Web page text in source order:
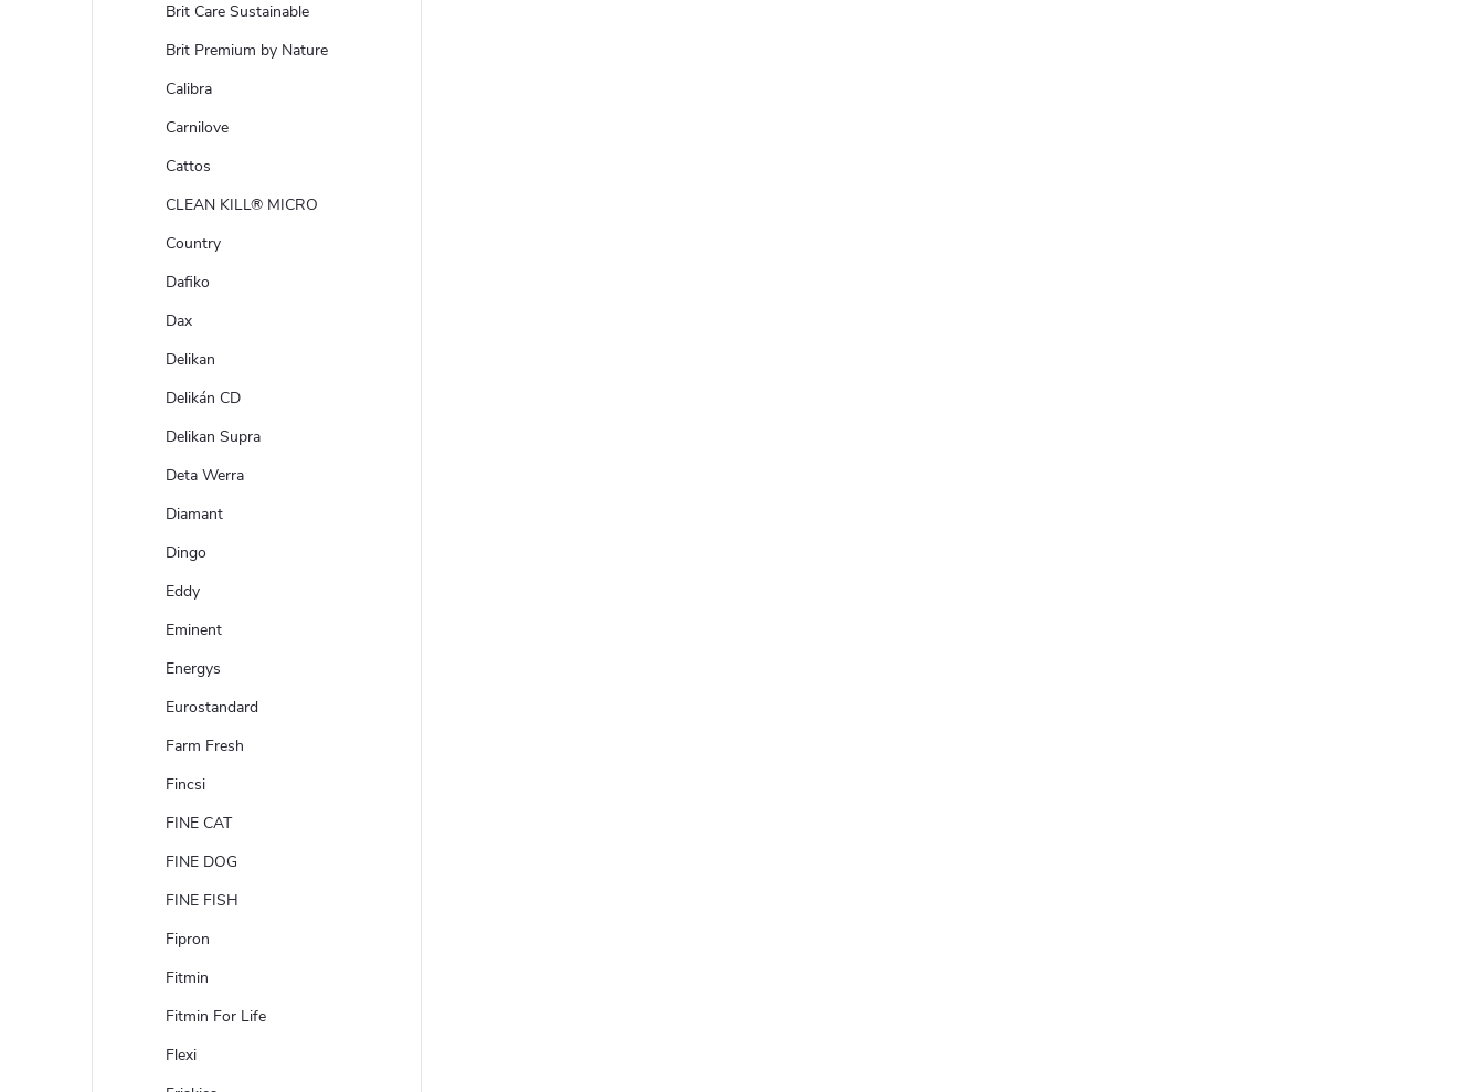
Brit Care Sustainable
Brit Premium by Nature
Calibra
Carnilove
Cattos
CLEAN KILL® MICRO
Country
Dafiko
Dax
Delikan
Delikán CD
Delikan Supra
Deta Werra
Diamant
Dingo
Eddy
Eminent
Energys
Eurostandard
Farm Fresh
Fincsi
FINE CAT
FINE DOG
FINE FISH
Fipron
Fitmin
Fitmin For Life
Flexi